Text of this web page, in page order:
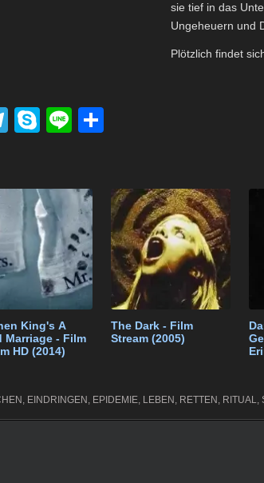
sie tief in das
Ungeheuern und
Plötzlich findet
T
gr
a
m
S
e
Li
n
King's A
Marriage - Film
HD (2014)
The Dark - Film
Stream (2005)
EINDRINGEN EPIDEMIE, LEBEN RETTEN RITUAL